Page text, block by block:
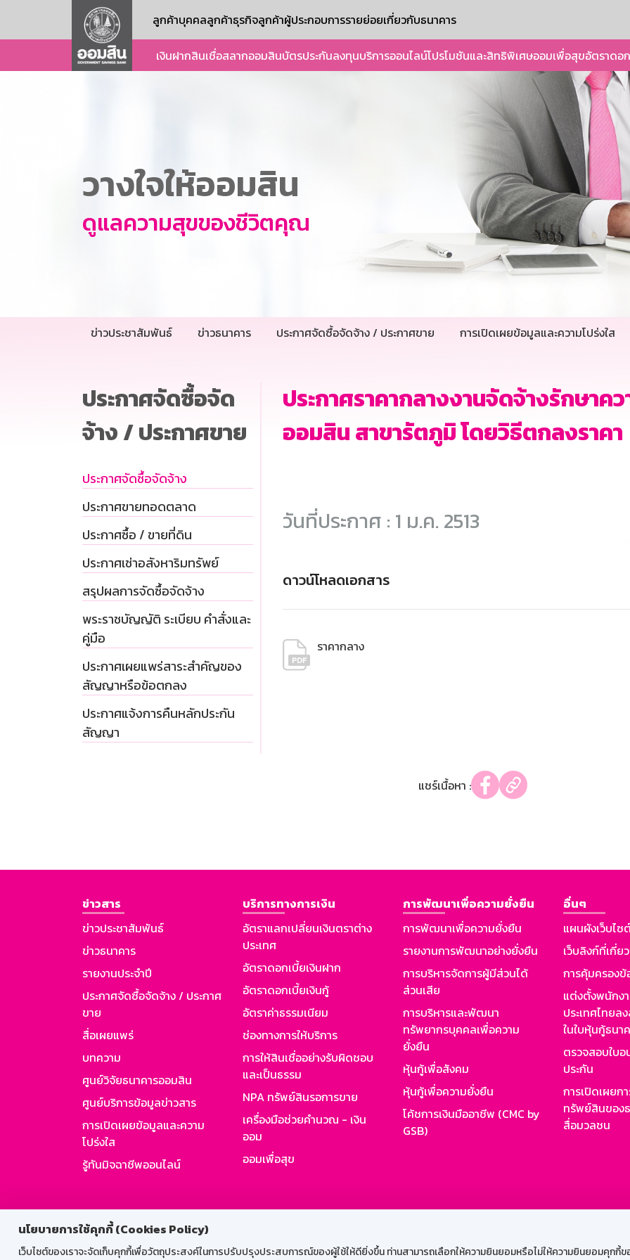
นโยบายการใช้คุกกี้ (Cookies Policy)
เว็บไซต์ของเราจะจัดเก็บคุกกี้เพื่อวัตถุประสงค์ในการปรับปรุงประสบการณ์ของผู้ใช้ให้ดียิ่งขึ้น ท่านสามารถเลือกให้ความยินยอมหรือไม่ให้ความยินยอมคุกกี้ข
ลูกค้าบุคคลลูกค้าธุรกิจลูกค้าผู้ประกอบการรายย่อยเกี่ยวกับธนาคาร
เงินฝากสินเชื่อสลากออมสินบัตรประกันลงทุนบริการออนไลน์โปรโมชันและสิทธิพิเศษออมเพื่อสุขอัตราดอ
วางใจให้ออมสิน
ดูแลความสุขของชีวิตคุณ
ข่าวประชาสัมพันธ์ ข่าวธนาคาร ประกาศจัดซื้อจัดจ้าง / ประกาศขาย การเปิดเผยข้อมูลและความโปร่งใส
ประกาศจัดซื้อจัด
จ้าง / ประกาศขาย
ประกาศจัดซื้อจัดจ้าง
ประกาศขายทอดตลาด
ประกาศซื้อ / ขายที่ดิน
ประกาศเช่าอสังหาริมทรัพย์
สรุปผลการจัดซื้อจัดจ้าง
พระราชบัญญัติ ระเบียบ คำสั่งและ
คู่มือ
ประกาศเผยแพร่สาระสำคัญของ
สัญญาหรือข้อตกลง
ประกาศแจ้งการคืนหลักประกัน
สัญญา
ประกาศราคากลางงานจัดจ้างรักษาค
ออมสิน สาขารัตภูมิ โดยวิธีตกลงราคา
วันที่ประกาศ : 1 ม.ค. 2513
ดาวน์โหลดเอกสาร
ราคากลาง
แชร์เนื้อหา :
ข่าวสาร
ข่าวประชาสัมพันธ์
ข่าวธนาคาร
รายงานประจำปี
ประกาศจัดซื้อจัดจ้าง / ประกาศ
ขาย
สื่อเผยแพร่
บทความ
ศูนย์วิจัยธนาคารออมสิน
ศูนย์บริการข้อมูลข่าวสาร
การเปิดเผยข้อมูลและความ
โปร่งใส
รู้ทันมิจฉาชีพออนไลน์
บริการทางการเงิน
อัตราแลกเปลี่ยนเงินตราต่าง
ประเทศ
อัตราดอกเบี้ยเงินฝาก
อัตราดอกเบี้ยเงินกู้
อัตราค่าธรรมเนียม
ช่องทางการให้บริการ
การให้สินเชื่ออย่างรับผิดชอบ
และเป็นธรรม
NPA ทรัพย์สินรอการขาย
เครื่องมือช่วยคำนวณ - เงิน
ออม
ออมเพื่อสุข
การพัฒนาเพื่อความยั่งยืน
การพัฒนาเพื่อความยั่งยืน
รายงานการพัฒนาอย่างยั่งยืน
การบริหารจัดการผู้มีส่วนได้
ส่วนเสีย
การบริหารและพัฒนา
ทรัพยากรบุคคลเพื่อความ
ยั่งยืน
หุ้นกู้เพื่อสังคม
หุ้นกู้เพื่อความยั่งยืน
โค้ชการเงินมืออาชีพ (CMC by
GSB)
อื่นๆ
แผนผังเว็บไซ
เว็บลิงก์ที่เกี่ย
การคุ้มครอง
แต่งตั้งพนักง
ประเทศไทยล
ในใบหุ้นกู้ธนา
ตรวจสอบใบ
ประกัน
การเปิดเผยก
ทรัพย์สินของ
สื่อมวลชน